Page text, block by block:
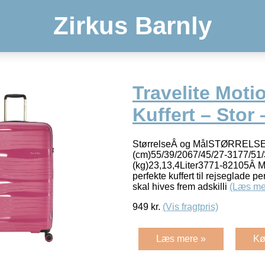
Zirkus Barnly
Travelite
Kuffert – Stor
StørrelseÂ og
(cm)55/39/2067/45/27-3177/
(kg)23,13,4Liter3771-82105Â
perfekte kuffert til rejseglade
skal hives frem adskilli (Læs
949 kr. (Vis fragtpris)
Læs mere »